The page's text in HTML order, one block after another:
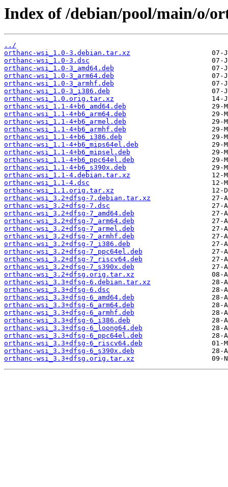
Index of /debian/pool/main/o/
../
orthanc-wsi_1.0-3.debian.tar.xz
orthanc-wsi_1.0-3.dsc
orthanc-wsi_1.0-3_amd64.deb
orthanc-wsi_1.0-3_arm64.deb
orthanc-wsi_1.0-3_armhf.deb
orthanc-wsi_1.0-3_i386.deb
orthanc-wsi_1.0.orig.tar.xz
orthanc-wsi_1.1-4+b6_amd64.deb
orthanc-wsi_1.1-4+b6_arm64.deb
orthanc-wsi_1.1-4+b6_armel.deb
orthanc-wsi_1.1-4+b6_armhf.deb
orthanc-wsi_1.1-4+b6_i386.deb
orthanc-wsi_1.1-4+b6_mips64el.deb
orthanc-wsi_1.1-4+b6_mipsel.deb
orthanc-wsi_1.1-4+b6_ppc64el.deb
orthanc-wsi_1.1-4+b6_s390x.deb
orthanc-wsi_1.1-4.debian.tar.xz
orthanc-wsi_1.1-4.dsc
orthanc-wsi_1.1.orig.tar.xz
orthanc-wsi_3.2+dfsg-7.debian.tar.xz
orthanc-wsi_3.2+dfsg-7.dsc
orthanc-wsi_3.2+dfsg-7_amd64.deb
orthanc-wsi_3.2+dfsg-7_arm64.deb
orthanc-wsi_3.2+dfsg-7_armel.deb
orthanc-wsi_3.2+dfsg-7_armhf.deb
orthanc-wsi_3.2+dfsg-7_i386.deb
orthanc-wsi_3.2+dfsg-7_ppc64el.deb
orthanc-wsi_3.2+dfsg-7_riscv64.deb
orthanc-wsi_3.2+dfsg-7_s390x.deb
orthanc-wsi_3.2+dfsg.orig.tar.xz
orthanc-wsi_3.3+dfsg-6.debian.tar.xz
orthanc-wsi_3.3+dfsg-6.dsc
orthanc-wsi_3.3+dfsg-6_amd64.deb
orthanc-wsi_3.3+dfsg-6_arm64.deb
orthanc-wsi_3.3+dfsg-6_armhf.deb
orthanc-wsi_3.3+dfsg-6_i386.deb
orthanc-wsi_3.3+dfsg-6_loong64.deb
orthanc-wsi_3.3+dfsg-6_ppc64el.deb
orthanc-wsi_3.3+dfsg-6_riscv64.deb
orthanc-wsi_3.3+dfsg-6_s390x.deb
orthanc-wsi_3.3+dfsg.orig.tar.xz